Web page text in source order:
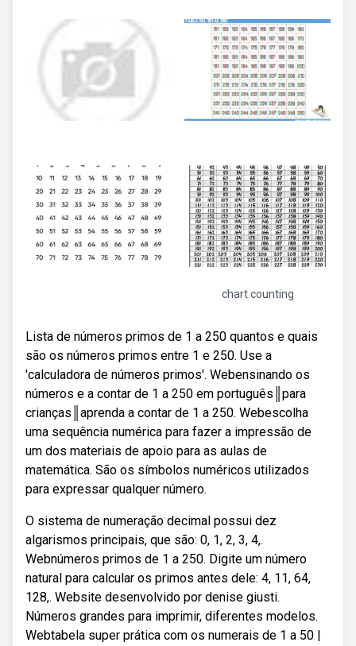
chart counting
Lista de números primos de 1 a 250 quantos e quais
são os números primos entre 1 e 250. Use a
'calculadora de números primos'. Webensinando os
números e a contar de 1 a 250 em português║para
crianças║aprenda a contar de 1 a 250. Webescolha
uma sequência numérica para fazer a impressão de
um dos materiais de apoio para as aulas de
matemática. São os símbolos numéricos utilizados
para expressar qualquer número.
O sistema de numeração decimal possui dez
algarismos principais, que são: 0, 1, 2, 3, 4,.
Webnúmeros primos de 1 a 250. Digite um número
natural para calcular os primos antes dele: 4, 11, 64,
128,. Website desenvolvido por denise giusti.
Números grandes para imprimir, diferentes modelos.
Webtabela super prática com os numerais de 1 a 50 |